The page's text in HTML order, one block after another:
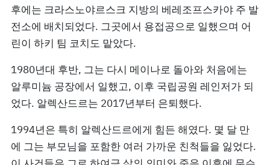
후에는 크라스노야르스크 지방의 베레조프스카야 주 발
전소에 배치되었다. 그곳에서 용접공으로 일했으며 어
린이 하키 팀 코치도 맡았다.
1980년대 후반, 그는 다시 메이나로 돌아와 처음에는
알루미늄 공장에서 일했고, 이후 국립공원 레인저가 되
었다. 알렉산드르는 2017년부터 은퇴했다.
1994년은 특히 알렉산드르에게 힘든 해였다. 몇 달 만
에 그는 부모님을 포함한 여러 가까운 친척들을 잃었다.